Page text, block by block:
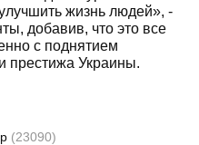
жизнь людей», -
добавив, что это все
с поднятием
престижа Украины.
(23090)